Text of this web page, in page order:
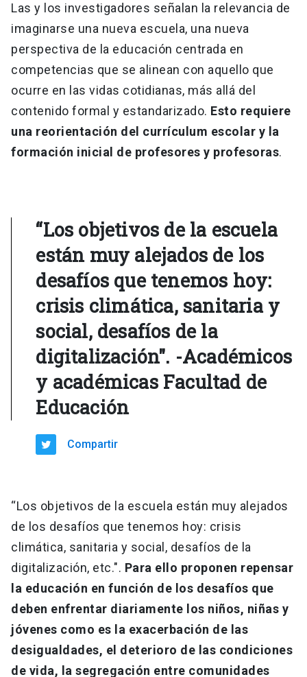
Las y los investigadores señalan la relevancia de
imaginarse una nueva escuela, una nueva
perspectiva de la educación centrada en
competencias que se alinean con aquello que
ocurre en las vidas cotidianas, más allá del
contenido formal y estandarizado. Esto requiere
una reorientación del currículum escolar y la
formación inicial de profesores y profesoras.
“Los objetivos de la escuela
están muy alejados de los
desafíos que tenemos hoy:
crisis climática, sanitaria y
social, desafíos de la
digitalización". -Académicos
y académicas Facultad de
Educación
Compartir
“Los objetivos de la escuela están muy alejados
de los desafíos que tenemos hoy: crisis
climática, sanitaria y social, desafíos de la
digitalización, etc.". Para ello proponen repensar
la educación en función de los desafíos que
deben enfrentar diariamente los niños, niñas y
jóvenes como es la exacerbación de las
desigualdades, el deterioro de las condiciones
de vida, la segregación entre comunidades